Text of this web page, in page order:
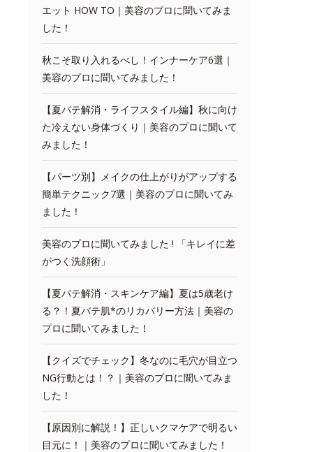
エット HOW TO｜美容のプロに聞いてみま
した！
秋こそ取り入れるべし！インナーケア6選｜
美容のプロに聞いてみました！
【夏バテ解消・ライフスタイル編】秋に向け
た冷えない身体づくり｜美容のプロに聞いて
みました！
【パーツ別】メイクの仕上がりがアップする
簡単テクニック7選｜美容のプロに聞いてみ
ました！
美容のプロに聞いてみました ! 「キレイに差
がつく洗顔術」
【夏バテ解消・スキンケア編】夏は5歳老け
る？！夏バテ肌*のリカバリー方法｜美容の
プロに聞いてみました！
【クイズでチェック】冬なのに毛穴が目立つ
NG行動とは！？｜美容のプロに聞いてみま
した！
【原因別に解説！】正しいクマケアで明るい
目元に！｜美容のプロに聞いてみました！